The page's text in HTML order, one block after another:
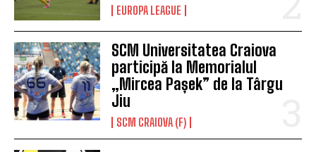
EUROPA LEAGUE
SCM Universitatea Craiova
participă la Memorialul
„Mircea Pașek” de la Târgu
Jiu
SCM CRAIOVA (F)